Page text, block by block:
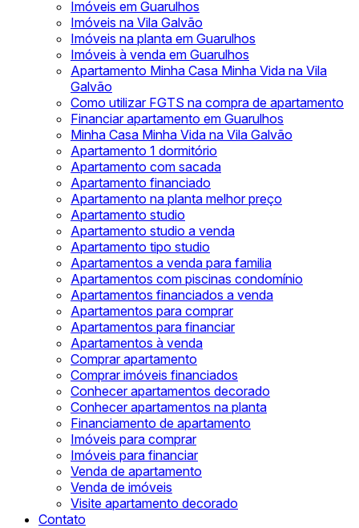
Imóveis em Guarulhos
Imóveis na Vila Galvão
Imóveis na planta em Guarulhos
Imóveis à venda em Guarulhos
Apartamento Minha Casa Minha Vida na Vila
Galvão
Como utilizar FGTS na compra de apartamento
Financiar apartamento em Guarulhos
Minha Casa Minha Vida na Vila Galvão
Apartamento 1 dormitório
Apartamento com sacada
Apartamento financiado
Apartamento na planta melhor preço
Apartamento studio
Apartamento studio a venda
Apartamento tipo studio
Apartamentos a venda para familia
Apartamentos com piscinas condomínio
Apartamentos financiados a venda
Apartamentos para comprar
Apartamentos para financiar
Apartamentos à venda
Comprar apartamento
Comprar imóveis financiados
Conhecer apartamentos decorado
Conhecer apartamentos na planta
Financiamento de apartamento
Imóveis para comprar
Imóveis para financiar
Venda de apartamento
Venda de imóveis
Visite apartamento decorado
Contato